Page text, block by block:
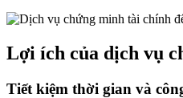
Lợi ích của dịch vụ
Tiết kiệm thời gian và